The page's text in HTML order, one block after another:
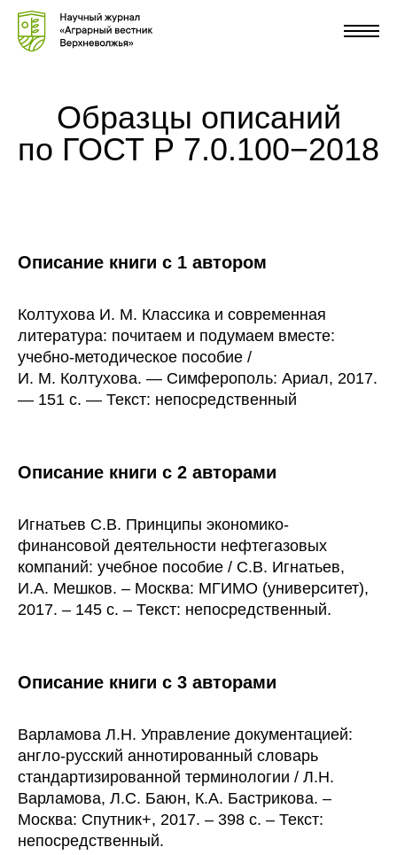
Образцы описаний
по ГОСТ Р 7.0.100−2018
Описание книги с 1 автором
Колтухова И. М. Классика и современная
литература: почитаем и подумаем вместе:
учебно-методическое пособие /
И. М. Колтухова. — Симферополь: Ариал, 2017.
— 151 с. — Текст: непосредственный
Описание книги с 2 авторами
Игнатьев С.В. Принципы экономико-
финансовой деятельности нефтегазовых
компаний: учебное пособие / С.В. Игнатьев,
И.А. Мешков. – Москва: МГИМО (университет),
2017. – 145 с. – Текст: непосредственный.
Описание книги с 3 авторами
Варламова Л.Н. Управление документацией:
англо-русский аннотированный словарь
стандартизированной терминологии / Л.Н.
Варламова, Л.С. Баюн, К.А. Бастрикова. –
Москва: Спутник+, 2017. – 398 с. – Текст:
непосредственный.